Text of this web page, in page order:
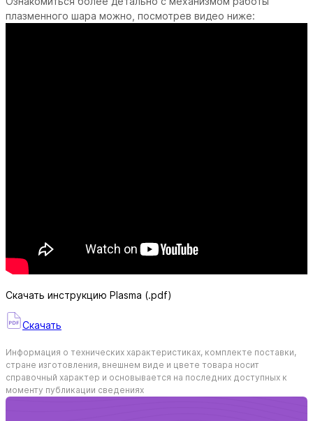
плазменного шара можно, посмотрев видео ниже:
Скачать инструкцию Plasma (.pdf)
Скачать
Информация о технических характеристиках, комплекте поставки,
стране изготовления, внешнем виде и цвете товара носит
справочный характер и основывается на последних доступных к
моменту публикации сведениях